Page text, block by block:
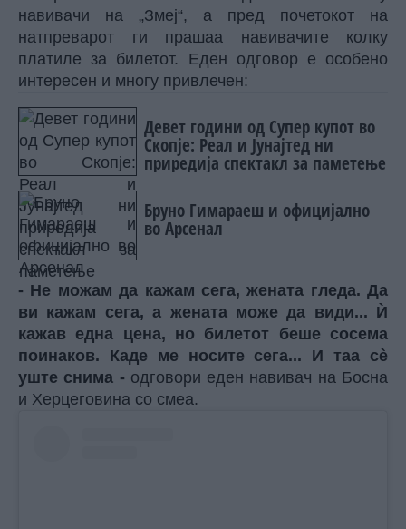
навивачи на „Змеј“, а пред почетокот на
натпреварот ги прашаа навивачите колку
платиле за билетот. Еден одговор е особено
интересен и многу привлечен:
Девет години од Супер купот во
Скопје: Реал и Јунајтед ни
приредија спектакл за паметење
Бруно Гимараеш и официјално
во Арсенал
- Не можам да кажам сега, жената гледа. Да
ви кажам сега, а жената може да види... Ѝ
кажав една цена, но билетот беше сосема
поинаков. Каде ме носите сега... И таа сè
уште снима - одговори еден навивач на Босна
и Херцеговина со смеа.